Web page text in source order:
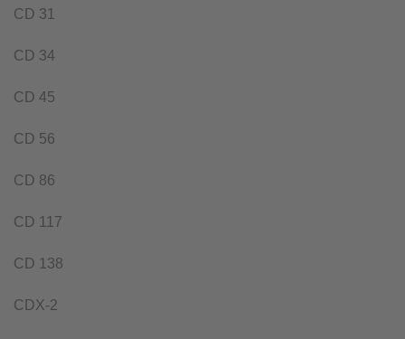
CD 31
CD 34
CD 45
CD 56
CD 86
CD 117
CD 138
CDX-2